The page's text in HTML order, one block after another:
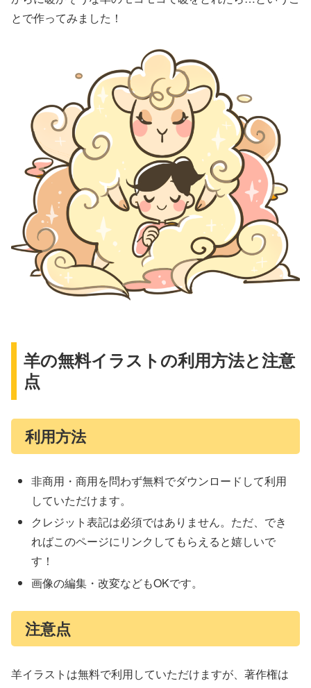
とで作ってみました！
羊の無料イラストの利用方法と注意
点
利用方法
非商用・商用を問わず無料でダウンロードして利用
していただけます。
クレジット表記は必須ではありません。ただ、でき
ればこのページにリンクしてもらえると嬉しいで
す！
画像の編集・改変などもOKです。
注意点
羊イラストは無料で利用していただけますが、著作権は